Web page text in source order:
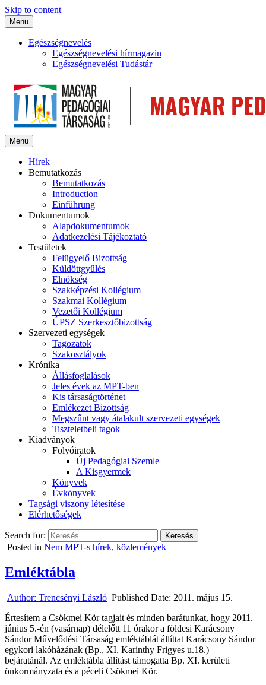
Skip to content
Menu
Egészségnevelés
Egészségnevelési hírmagazin
Egészségnevelési Tudástár
Menu
Hírek
Bemutatkozás
Bemutatkozás
Introduction
Einführung
Dokumentumok
Alapdokumentumok
Adatkezelési Tájékoztató
Testületek
Felügyelő Bizottság
Küldöttgyűlés
Elnökség
Szakképzési Kollégium
Szakmai Kollégium
Vezetői Kollégium
ÚPSZ Szerkesztőbizottság
Szervezeti egységek
Tagozatok
Szakosztályok
Krónika
Állásfoglalások
Jeles évek az MPT-ben
Kis társaságtörténet
Emlékezet Bizottság
Megszűnt vagy átalakult szervezeti egységek
Tiszteletbeli tagok
Kiadványok
Folyóiratok
Új Pedagógiai Szemle
A Kisgyermek
Könyvek
Évkönyvek
Tagsági viszony létesítése
Elérhetőségek
Search for:
Posted in Nem MPT-s hírek, közlemények
Emléktábla
Author: Trencsényi László Published Date: 2011. május 15.
Értesítem a Csökmei Kör tagjait és minden barátunkat, hogy 2011.
június 5.-én (vasárnap) délelőtt 11 órakor a földesi Karácsony
Sándor Művelődési Társaság emléktáblát állíttat Karácsony Sándor
egykori lakóházának (Bp., XI. Karinthy Frigyes u.18.)
bejáratánál. Az emléktábla állítást támogatta Bp. XI. kerületi
önkormányzata és a péceli Csökmei Kör.